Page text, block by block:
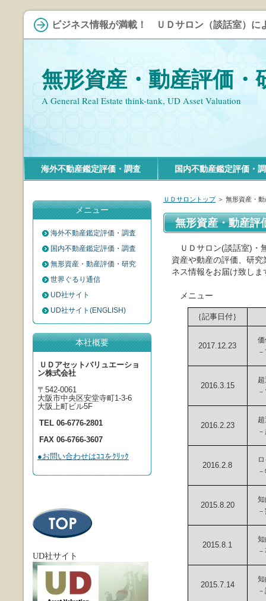
ビジネス情報が満載！ ＵＤサロン（談話室）に
無形資産・動産評価・
A General Real Estate think-tank, UD Asset Valuation
ＵＤサロントップ＞ 無形資産・動
無形資産・動産評
ＵＤサロン(談話室)・
資産や動産の評価、研
ネス情報をお届け致しま
メニュー
｛記事日付｝
2017.12.23
価
－
2016.3.15
超
－
2016.2.23
超
－
2016.2.8
ロ
－
2015.8.20
知
－
2015.8.1
知
－
2015.7.14
知
－
メニュー
海外不動産鑑定評価・調査
国内不動産鑑定評価・調査
無形資産・動産評価・研究
世界ぐるり通信
UD社サイト
UD社サイト(ENGLISH)
本社概要
ＵＤアセットバリュエーショ
ン株式会社
〒542-0061
大阪市中央区安堂寺町1-3-6
大阪上町ビル5F
TEL 06-6776-2801
FAX 06-6766-3607
●お問い合わせはｺｺをｸﾘｯｸ
UD社サイト
海外不動産鑑定評価・調査 国内不動産鑑定評価・